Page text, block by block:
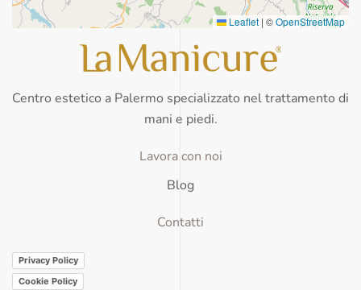
Leaflet | ©OpenStreetMap
Centro estetico a Palermo specializzato nel trattamento di
mani e piedi.
Lavora con noi
Blog
Contatti
Privacy Policy
Cookie Policy